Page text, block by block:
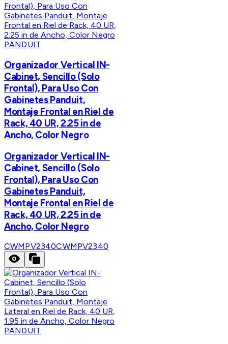
PANDUIT
Organizador Vertical IN-
Cabinet, Sencillo (Solo
Frontal), Para Uso Con
Gabinetes Panduit,
Montaje Frontal en Riel de
Rack, 40 UR, 2.25 in de
Ancho, Color Negro
Organizador Vertical IN-
Cabinet, Sencillo (Solo
Frontal), Para Uso Con
Gabinetes Panduit,
Montaje Frontal en Riel de
Rack, 40 UR, 2.25 in de
Ancho, Color Negro
CWMPV2340CWMPV2340
PANDUIT